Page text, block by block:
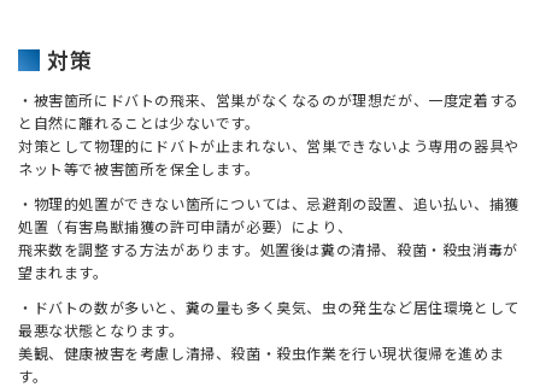
対策
・被害箇所にドバトの飛来、営巣がなくなるのが理想だが、一度定着する
と自然に離れることは少ないです。
対策として物理的にドバトが止まれない、営巣できないよう専用の器具や
ネット等で被害箇所を保全します。
・物理的処置ができない箇所については、忌避剤の設置、追い払い、捕獲
処置（有害鳥獣捕獲の許可申請が必要）により、
飛来数を調整する方法があります。処置後は糞の清掃、殺菌・殺虫消毒が
望まれます。
・ドバトの数が多いと、糞の量も多く臭気、虫の発生など居住環境として
最悪な状態となります。
美観、健康被害を考慮し清掃、殺菌・殺虫作業を行い現状復帰を進めま
す。